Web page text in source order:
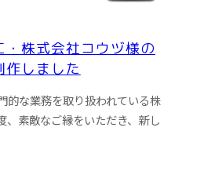
株式会社コウヅ様の
作しました
的な業務を取り扱われている株
、素敵なご縁をいただき、新し